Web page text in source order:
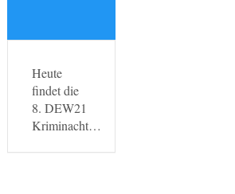
Heute
findet die
8. DEW21
Kriminacht…